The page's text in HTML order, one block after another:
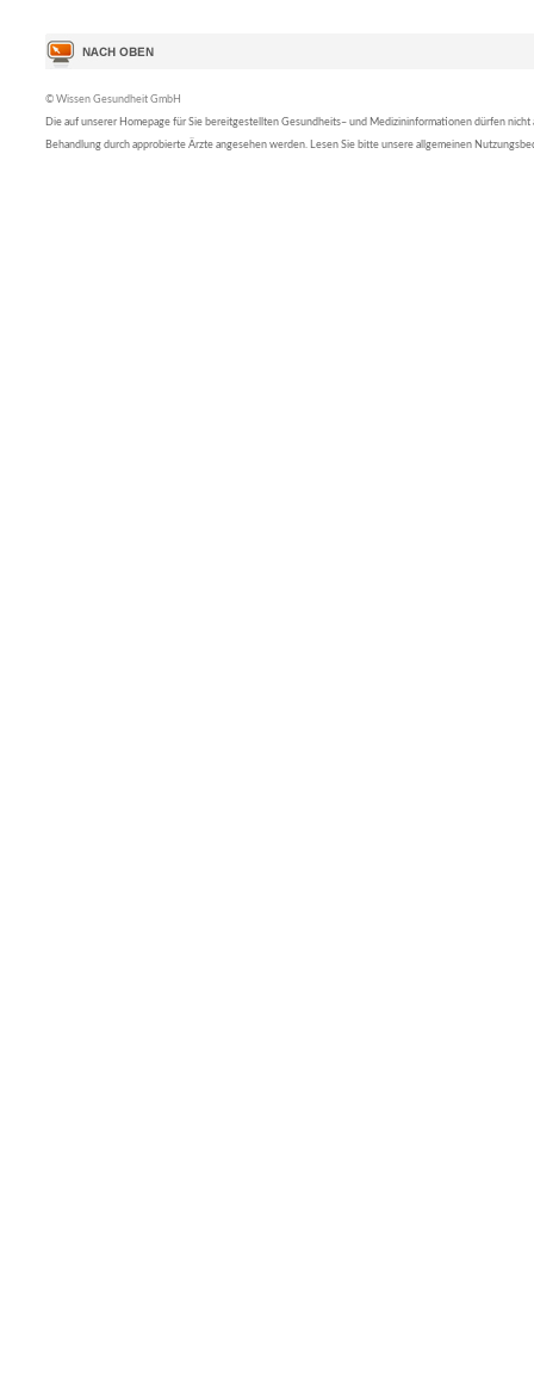
© Wissen Gesundheit GmbH
Die auf unserer Homepage für Sie bereitgestellten Gesundheits– und Medizininformationen dürfen nicht
Behandlung durch approbierte Ärzte angesehen werden. Lesen Sie bitte unsere allgemeinen